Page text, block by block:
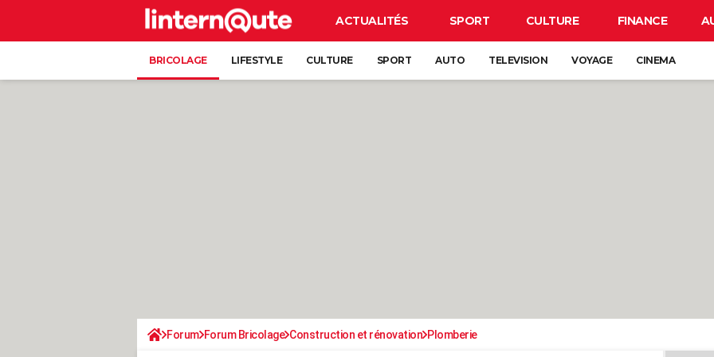
ACTUALITÉS SPORT CULTURE FINANCE
BRICOLAGE LIFESTYLE CULTURE SPORT AUTO TELEVISION VOYAGE CINEMA
Forum Forum Bricolage Construction et rénovation Plomberie